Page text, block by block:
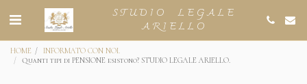
STUDIO LEGALE
ARIELLO
HOME
INFORMATO CON NOI.
Quanti tipi di PENSIONE esistono? STUDIO LEGALE ARIELLO.